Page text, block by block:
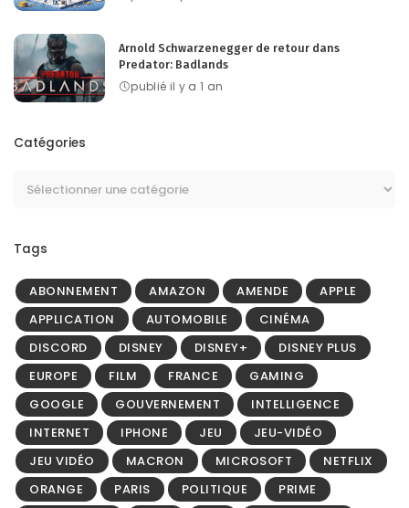
Arnold Schwarzenegger de retour dans
Predator: Badlands
publié il y a 1 an
Catégories
Tags
ABONNEMENT AMAZON AMENDE
APPLE
APPLICATION
AUTOMOBILE
CINÉMA
DISCORD
DISNEY DISNEY+
DISNEY PLUS
EUROPE
FILM FRANCE
GAMING
GOOGLE
GOUVERNEMENT
INTELLIGENCE
INTERNET
IPHONE JEU
JEU-VIDÉO
JEU VIDÉO
MACRON MICROSOFT
NETFLIX
ORANGE
PARIS POLITIQUE
PRIME